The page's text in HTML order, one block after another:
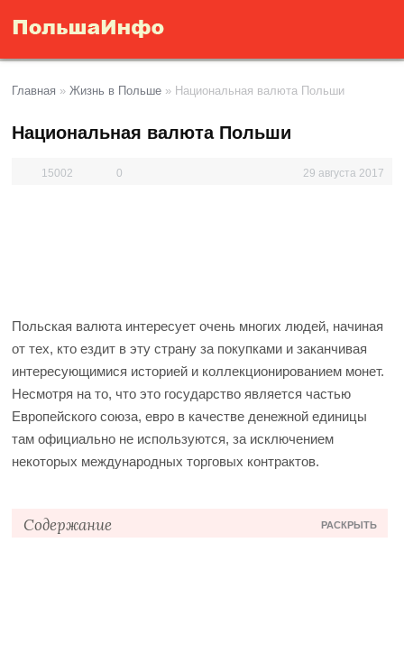
Главная »Жизнь в Польше » Национальная валюта Польши
Национальная валюта Польши
15002 0 29 августа 2017
Польская валюта интересует очень многих людей, начиная
от тех, кто ездит в эту страну за покупками и заканчивая
интересующимися историей и коллекционированием монет.
Несмотря на то, что это государство является частью
Европейского союза, евро в качестве денежной единицы
там официально не используются, за исключением
некоторых международных торговых контрактов.
Содержание РАСКРЫТЬ